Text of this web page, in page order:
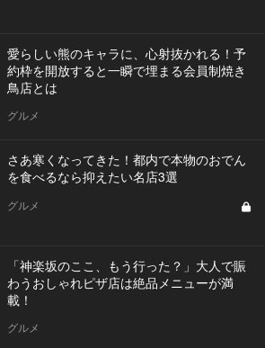
愛らしい熊のキャラに、心射抜かれる！予
約枠を開放すると一瞬で埋まる会員制焼き
鳥店とは
グルメ
さあ寒くなってきた！都内で本物のおでん
を食べるなら抑えたい名店3選
グルメ
「神楽坂のここ、もう行った？」大人で賑
わうおしゃれピザ店は絶品メニューが満
載！
グルメ